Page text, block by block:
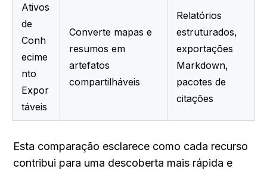
Ativos
de
Conh
ecime
nto
Expor
táveis
Converte mapas e
resumos em
artefatos
compartilháveis
Relatórios
estruturados,
exportações
Markdown,
pacotes de
citações
Esta comparação esclarece como cada recurso
contribui para uma descoberta mais rápida e